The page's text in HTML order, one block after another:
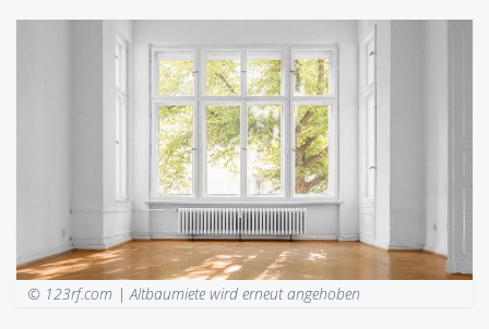
© 123rf.com |Altbaumiete wird erneut angehoben